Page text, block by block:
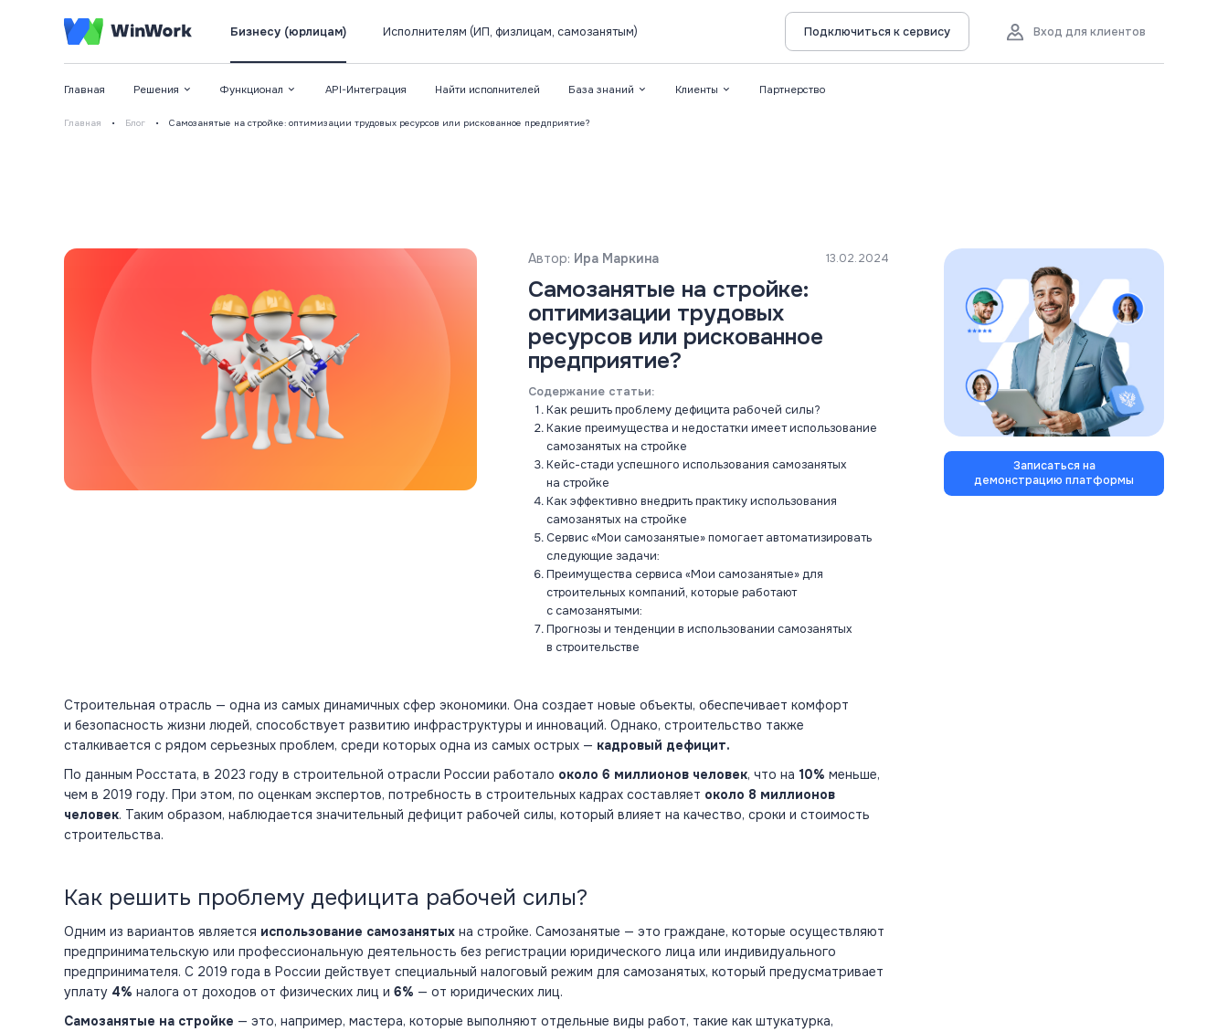
Бизнесу (юрлицам) Исполнителям (ИП, физлицам, самозанятым) Подключиться к сервису Вход для клиентов
Главная Решения Функционал API-Интеграция Найти исполнителей База знаний Клиенты Партнерство
Главная • Блог • Самозанятые на стройке: оптимизации трудовых ресурсов или рискованное предприятие?
Автор: Ира Маркина 13.02.2024
Самозанятые на стройке:
оптимизации трудовых
ресурсов или рискованное
предприятие?
Содержание статьи:
Как решить проблему дефицита рабочей силы?
Какие преимущества и недостатки имеет использование
самозанятых на стройке
Кейс-стади успешного использования самозанятых
на стройке
Как эффективно внедрить практику использования
самозанятых на стройке
Сервис «Мои самозанятые» помогает автоматизировать
следующие задачи:
Преимущества сервиса «Мои самозанятые» для
строительных компаний, которые работают
с самозанятыми:
Прогнозы и тенденции в использовании самозанятых
в строительстве
Строительная отрасль — одна из самых динамичных сфер экономики. Она создает новые объекты, обеспечивает комфорт
и безопасность жизни людей, способствует развитию инфраструктуры и инноваций. Однако, строительство также
сталкивается с рядом серьезных проблем, среди которых одна из самых острых — кадровый дефицит.
По данным Росстата, в 2023 году в строительной отрасли России работало около 6 миллионов человек, что на 10% меньше,
чем в 2019 году. При этом, по оценкам экспертов, потребность в строительных кадрах составляет около 8 миллионов
человек. Таким образом, наблюдается значительный дефицит рабочей силы, который влияет на качество, сроки и стоимость
строительства.
Как решить проблему дефицита рабочей силы?
Одним из вариантов является использование самозанятых на стройке. Самозанятые — это граждане, которые осуществляют
предпринимательскую или профессиональную деятельность без регистрации юридического лица или индивидуального
предпринимателя. С 2019 года в России действует специальный налоговый режим для самозанятых, который предусматривает
уплату 4% налога от доходов от физических лиц и6% — от юридических лиц.
Самозанятые на стройке — это, например, мастера, которые выполняют отдельные виды работ, такие как штукатурка,
Записаться на
демонстрацию платформы